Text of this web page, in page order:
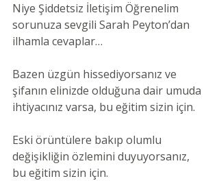
Niye Şiddetsiz İletişim Öğrenelim
sorunuza sevgili Sarah Peyton’dan
ilhamla cevaplar…
Bazen üzgün hissediyorsanız ve
şifanın elinizde olduğuna dair umuda
ihtiyacınız varsa, bu eğitim sizin için.
Eski örüntülere bakıp olumlu
değişikliğin özlemini duyuyorsanız,
bu eğitim sizin için.